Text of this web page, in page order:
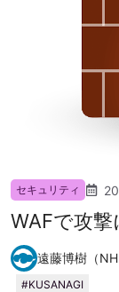
セキュリティ
WAFで攻
遠藤博樹（
KUSANAGI